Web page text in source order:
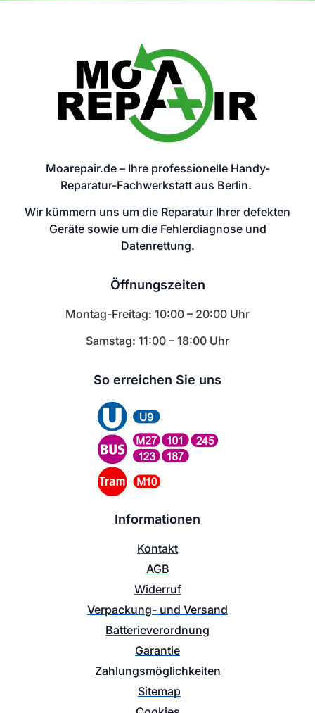
Moarepair.de – Ihre professionelle Handy-
Reparatur-Fachwerkstatt aus Berlin.
Wir kümmern uns um die Reparatur Ihrer defekten
Geräte sowie um die Fehlerdiagnose und
Datenrettung.
Öffnungszeiten
Montag-Freitag: 10:00 – 20:00 Uhr
Samstag: 11:00 – 18:00 Uhr
So erreichen Sie uns
Informationen
Kontakt
AGB
Widerruf
Verpackung- und Versand
Batterieverordnung
Garantie
Zahlungsmöglichkeiten
Sitemap